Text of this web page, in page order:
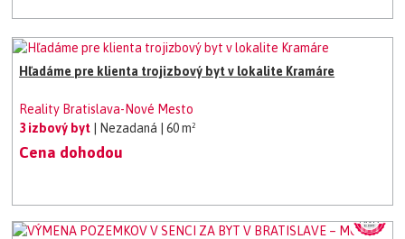
Hľadáme pre klienta trojizbový byt v lokalite Kramáre
Reality Bratislava-Nové Mesto
3 izbový byt
| Nezadaná | 60 m²
Cena dohodou